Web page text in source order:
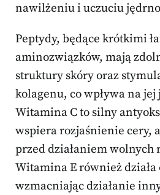
nawilżeniu i uczuciu
Peptydy, będące krótkimi
aminozwiązków, mają
struktury skóry oraz
kolagenu, co wpływa na jej
Witamina C to silny
wspiera rozjaśnienie cery,
przed działaniem wolnych
Witamina E również
wzmacniając działanie